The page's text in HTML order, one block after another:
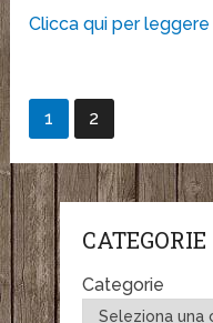
Clicca qui per leggere
1 2
CATEGORIE
Categorie